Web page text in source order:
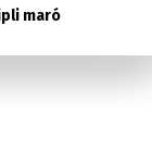
maró